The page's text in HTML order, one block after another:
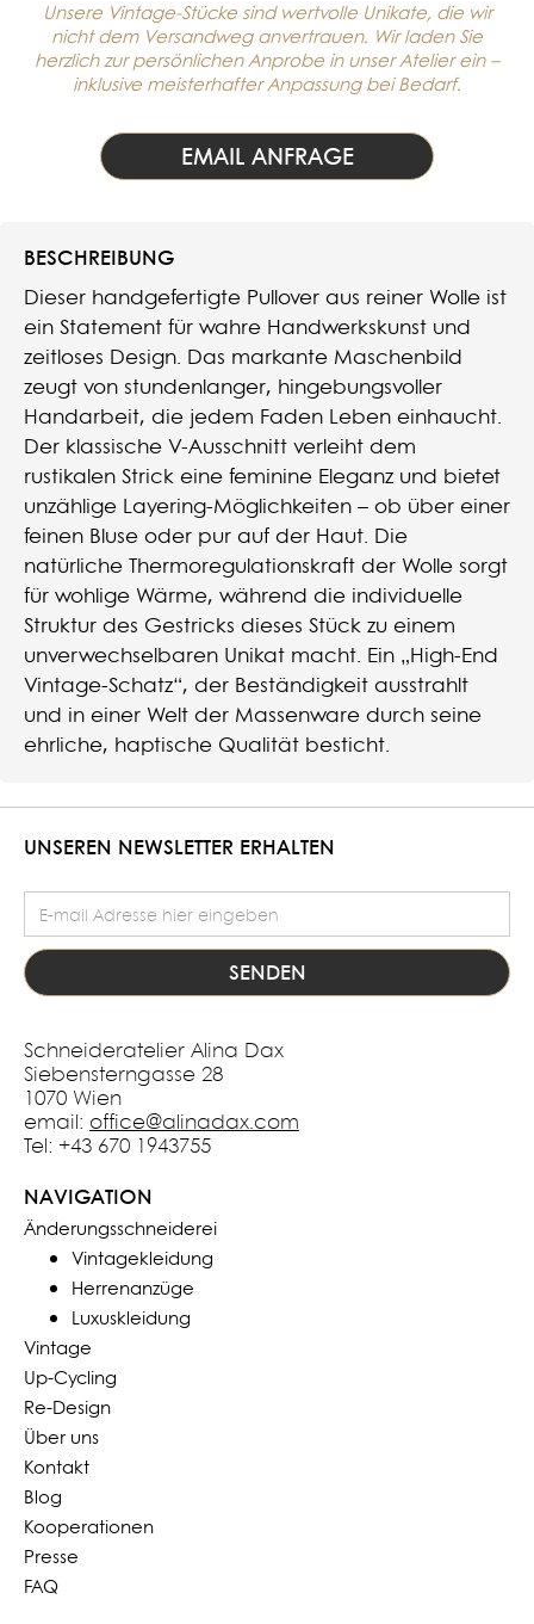
Unsere Vintage-Stücke sind wertvolle Unikate, die wir
nicht dem Versandweg anvertrauen. Wir laden Sie
herzlich zur persönlichen Anprobe in unser Atelier ein –
inklusive meisterhafter Anpassung bei Bedarf.
EMAIL ANFRAGE
BESCHREIBUNG
Dieser handgefertigte Pullover aus reiner Wolle ist
ein Statement für wahre Handwerkskunst und
zeitloses Design. Das markante Maschenbild
zeugt von stundenlanger, hingebungsvoller
Handarbeit, die jedem Faden Leben einhaucht.
Der klassische V-Ausschnitt verleiht dem
rustikalen Strick eine feminine Eleganz und bietet
unzählige Layering-Möglichkeiten – ob über einer
feinen Bluse oder pur auf der Haut. Die
natürliche Thermoregulationskraft der Wolle sorgt
für wohlige Wärme, während die individuelle
Struktur des Gestricks dieses Stück zu einem
unverwechselbaren Unikat macht. Ein „High-End
Vintage-Schatz“, der Beständigkeit ausstrahlt
und in einer Welt der Massenware durch seine
ehrliche, haptische Qualität besticht.
UNSEREN NEWSLETTER ERHALTEN
Schneideratelier Alina Dax
Siebensterngasse 28
1070 Wien
email: office@alinadax.com
Tel: +43 670 1943755
NAVIGATION
Änderungsschneiderei
Vintagekleidung
Herrenanzüge
Luxuskleidung
Vintage
Up-Cycling
Re-Design
Über uns
Kontakt
Blog
Kooperationen
Presse
FAQ